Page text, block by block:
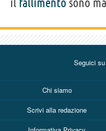
il fallimento sono
Seguici su
Chi siamo
Scrivi alla redazione